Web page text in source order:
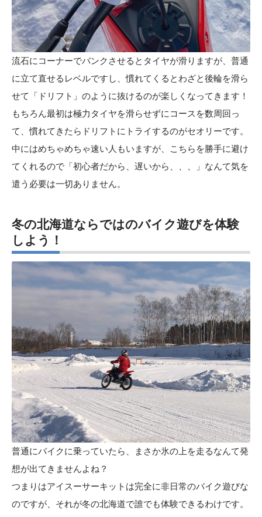
流石にコーナーでバンクさせるとタイヤが滑りますが、普通
に立て直せるレベルですし、慣れてくるとわざと後輪を滑ら
せて「ドリフト」のように抜けるのが楽しくなってきます！
もちろん最初は極力タイヤを滑らせずにコースを数周回っ
て、慣れてきたらドリフトにトライするのがセオリーです。
中にはめちゃめちゃ速い人もいますが、こちらを勝手に避け
てくれるので「初心者だから、遅いから、、、」なんて気を
遣う必要は一切ありません。
冬の北海道ならではのバイク遊びを体験
しよう！
普通にバイクに乗っていたら、まさか氷の上を走るなんて発
想が出てきませんよね？
つまりはアイスーサーキットは完全に非日常のバイク遊びな
のですが、それが冬の北海道で誰でも体験できるわけです。